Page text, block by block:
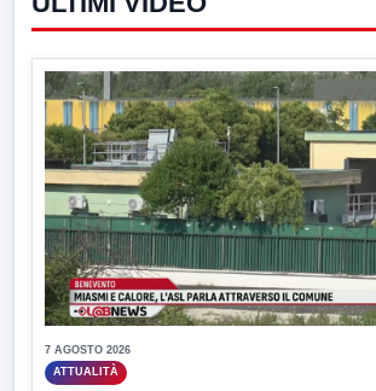
7 AGOSTO 2026
ATTUALITÀ